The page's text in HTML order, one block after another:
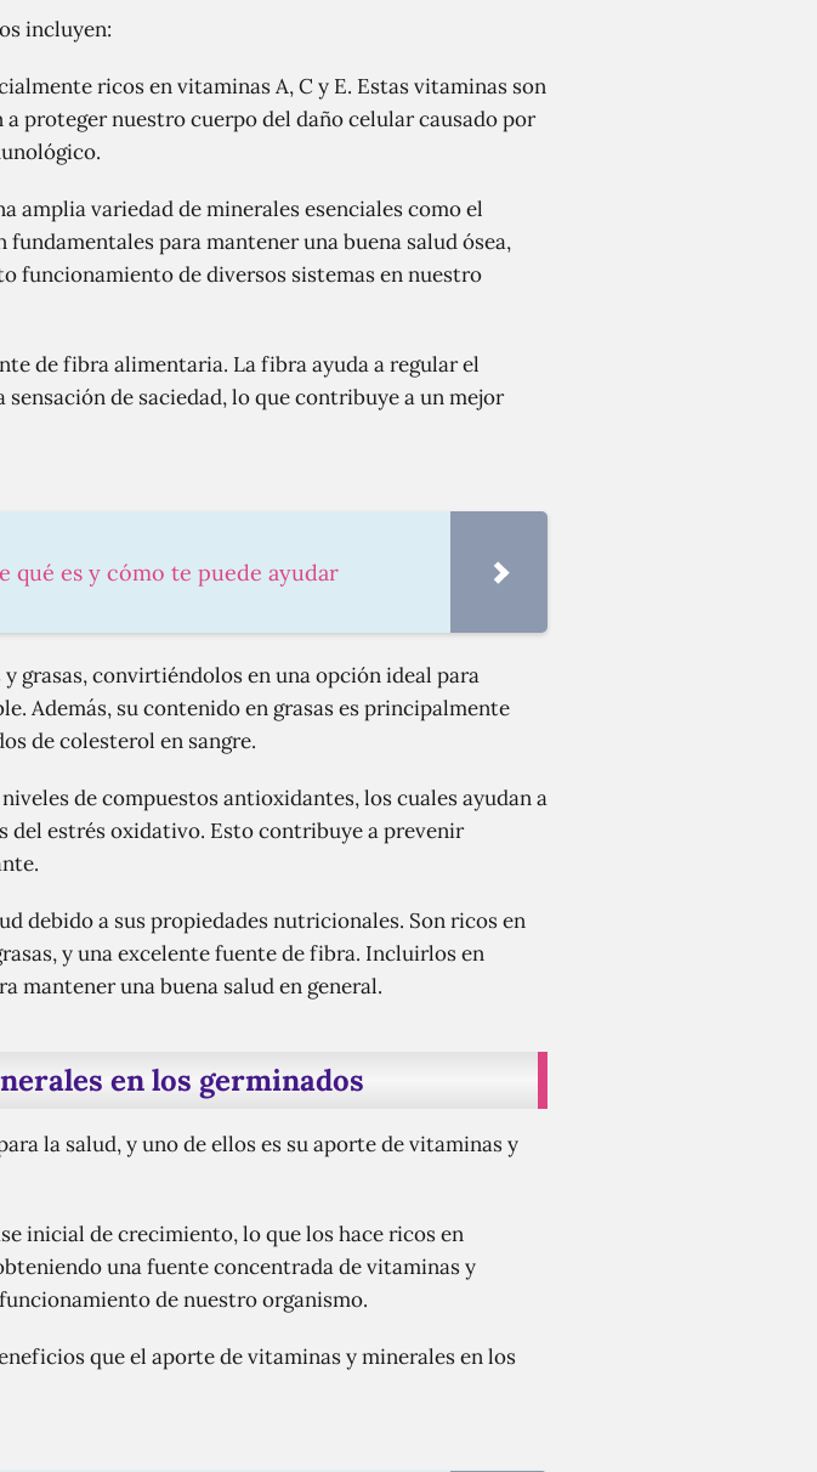
incluyen:
ricos en vitaminas A, C y E. Estas vitaminas son
proteger nuestro cuerpo del daño celular causado por
amplia variedad de minerales esenciales como el
para mantener una buena salud ósea,
funcionamiento de diversos sistemas en nuestro
de fibra alimentaria. La fibra ayuda a regular el
de saciedad, lo que contribuye a un mejor
qué es y cómo te puede ayudar
grasas, convirtiéndolos en una opción ideal para
Además, su contenido en grasas es principalmente
de colesterol en sangre.
de compuestos antioxidantes, los cuales ayudan a
del estrés oxidativo. Esto contribuye a prevenir
debido a sus propiedades nutricionales. Son ricos en
y una excelente fuente de fibra. Incluirlos en
mantener una buena salud en general.
en los germinados
la salud, y uno de ellos es su aporte de vitaminas y
inicial de crecimiento, lo que los hace ricos en
una fuente concentrada de vitaminas y
de nuestro organismo.
que el aporte de vitaminas y minerales en los